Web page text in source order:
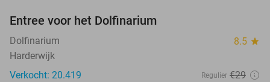
Entree voor het Dolfinarium
Dolfinarium 8.5 star
Harderwijk
Verkocht: 20.419
Regulier €29